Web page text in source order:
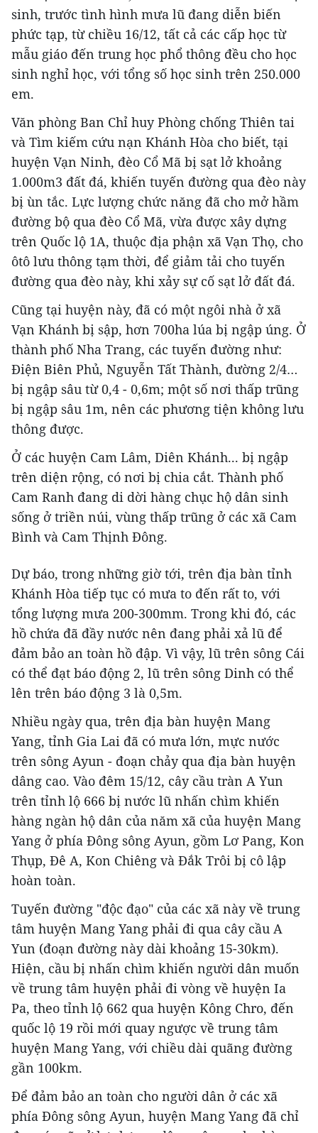
sinh, trước tình hình mưa lũ đang diễn biến
phức tạp, từ chiều 16/12, tất cả các cấp học từ
mẫu giáo đến trung học phổ thông đều cho học
sinh nghỉ học, với tổng số học sinh trên 250.000
em.
Văn phòng Ban Chỉ huy Phòng chống Thiên tai
và Tìm kiếm cứu nạn Khánh Hòa cho biết, tại
huyện Vạn Ninh, đèo Cổ Mã bị sạt lở khoảng
1.000m3 đất đá, khiến tuyến đường qua đèo này
bị ùn tắc. Lực lượng chức năng đã cho mở hầm
đường bộ qua đèo Cổ Mã, vừa được xây dựng
trên Quốc lộ 1A, thuộc địa phận xã Vạn Thọ, cho
ôtô lưu thông tạm thời, để giảm tải cho tuyến
đường qua đèo này, khi xảy sự cố sạt lở đất đá.
Cũng tại huyện này, đã có một ngôi nhà ở xã
Vạn Khánh bị sập, hơn 700ha lúa bị ngập úng. Ở
thành phố Nha Trang, các tuyến đường như:
Điện Biên Phủ, Nguyễn Tất Thành, đường 2/4…
bị ngập sâu từ 0,4 - 0,6m; một số nơi thấp trũng
bị ngập sâu 1m, nên các phương tiện không lưu
thông được.
Ở các huyện Cam Lâm, Diên Khánh... bị ngập
trên diện rộng, có nơi bị chia cắt. Thành phố
Cam Ranh đang di dời hàng chục hộ dân sinh
sống ở triền núi, vùng thấp trũng ở các xã Cam
Bình và Cam Thịnh Đông.
Dự báo, trong những giờ tới, trên địa bàn tỉnh
Khánh Hòa tiếp tục có mưa to đến rất to, với
tổng lượng mưa 200-300mm. Trong khi đó, các
hồ chứa đã đầy nước nên đang phải xả lũ để
đảm bảo an toàn hồ đập. Vì vậy, lũ trên sông Cái
có thể đạt báo động 2, lũ trên sông Dinh có thể
lên trên báo động 3 là 0,5m.
Nhiều ngày qua, trên địa bàn huyện Mang
Yang, tỉnh Gia Lai đã có mưa lớn, mực nước
trên sông Ayun - đoạn chảy qua địa bàn huyện
dâng cao. Vào đêm 15/12, cây cầu tràn A Yun
trên tỉnh lộ 666 bị nước lũ nhấn chìm khiến
hàng ngàn hộ dân của năm xã của huyện Mang
Yang ở phía Đông sông Ayun, gồm Lơ Pang, Kon
Thụp, Đê A, Kon Chiêng và Đắk Trôi bị cô lập
hoàn toàn.
Tuyến đường "độc đạo" của các xã này về trung
tâm huyện Mang Yang phải đi qua cây cầu A
Yun (đoạn đường này dài khoảng 15-30km).
Hiện, cầu bị nhấn chìm khiến người dân muốn
về trung tâm huyện phải đi vòng về huyện Ia
Pa, theo tỉnh lộ 662 qua huyện Kông Chro, đến
quốc lộ 19 rồi mới quay ngược về trung tâm
huyện Mang Yang, với chiều dài quãng đường
gần 100km.
Để đảm bảo an toàn cho người dân ở các xã
phía Đông sông Ayun, huyện Mang Yang đã chỉ